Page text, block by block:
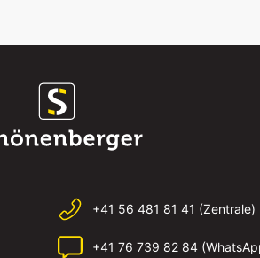
+41 56 481 81 41 (Zentrale)
+41 76 739 82 84